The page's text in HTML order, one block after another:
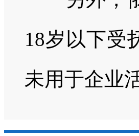
18岁以下受
未用于企业